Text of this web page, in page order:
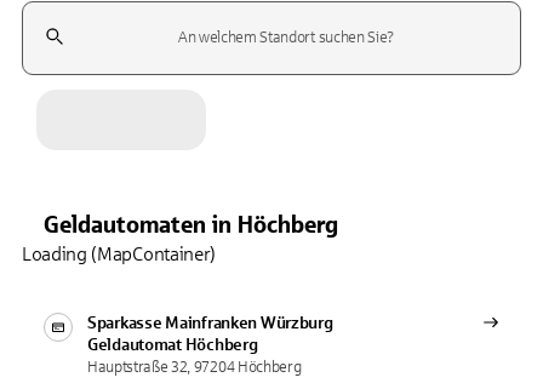
Suchfeld
Geldautomaten in Höchberg
Sparkasse Mainfranken Würzburg
Geldautomat Höchberg
Hauptstraße 32, 97204 Höchberg
Loading (MapContainer)